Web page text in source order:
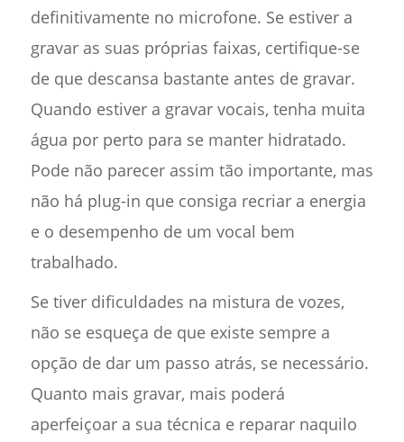
definitivamente no microfone. Se estiver a
gravar as suas próprias faixas, certifique-se
de que descansa bastante antes de gravar.
Quando estiver a gravar vocais, tenha muita
água por perto para se manter hidratado.
Pode não parecer assim tão importante, mas
não há plug-in que consiga recriar a energia
e o desempenho de um vocal bem
trabalhado.
Se tiver dificuldades na mistura de vozes,
não se esqueça de que existe sempre a
opção de dar um passo atrás, se necessário.
Quanto mais gravar, mais poderá
aperfeiçoar a sua técnica e reparar naquilo